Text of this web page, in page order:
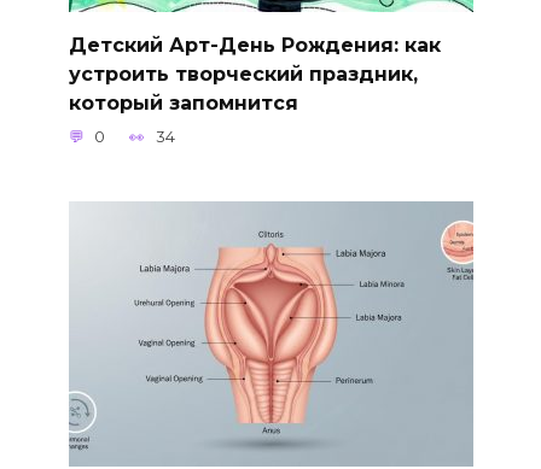
Детский Арт-День Рождения: как
устроить творческий праздник,
который запомнится
0 34